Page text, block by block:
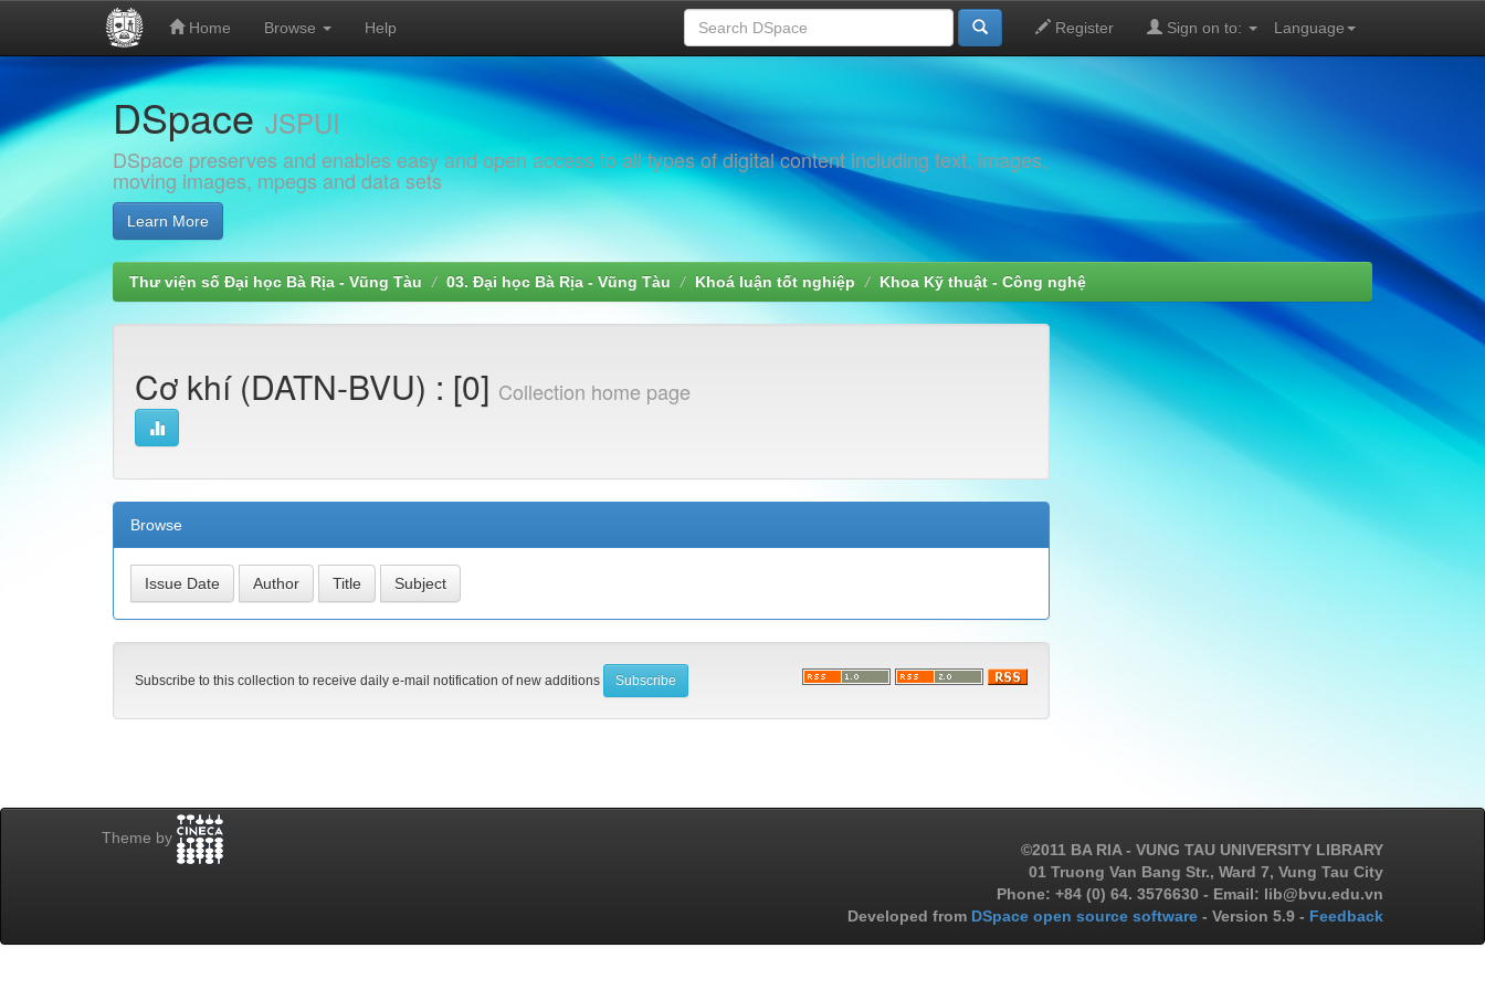
navigation
Home Browse Help Language
Register Sign on to:
DSpaceJSPUI
DSpace preserves and enables easy and open access to all types of digital content including text, images,
moving images, mpegs and data sets
Learn More
Thư viện số Đại học Bà Rịa - Vũng Tàu 03. Đại học Bà Rịa - Vũng Tàu Khoá luận tốt nghiệp Khoa Kỹ thuật - Công nghệ
Cơ khí (DATN-BVU) : [0] Collection home page
Browse
Subscribe to this collection to receive daily e-mail notification of new additions
Theme by
©2011 BA RIA - VUNG TAU UNIVERSITY LIBRARY
01 Truong Van Bang Str., Ward 7, Vung Tau City
Phone: +84 (0) 64. 3576630 - Email: lib@bvu.edu.vn
Developed from DSpace open source software - Version 5.9 - Feedback